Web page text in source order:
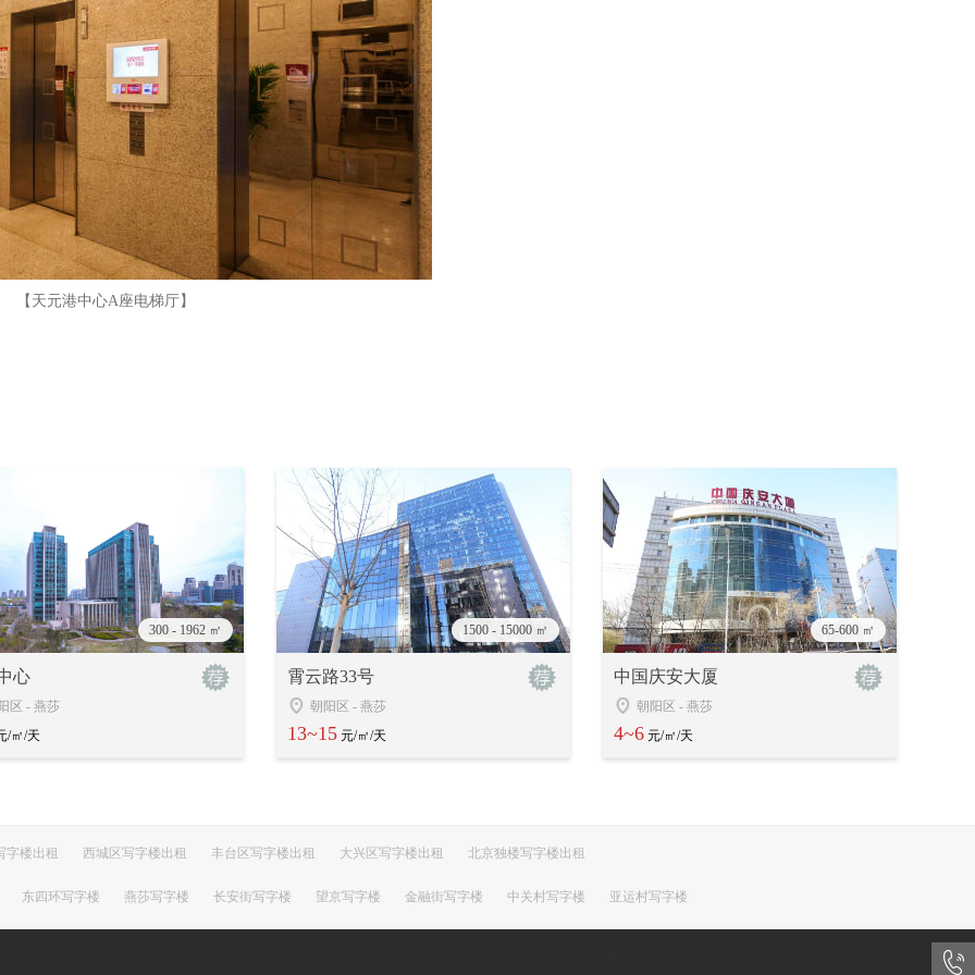
【天元港中心A座电梯厅】
300 - 1962 ㎡
心
区 - 燕莎
/㎡/天
1500 - 15000 ㎡
霄云路33号
朝阳区 - 燕莎
13~15 元/㎡/天
65-600 ㎡
中国庆安大厦
朝阳区 - 燕莎
4~6 元/㎡/天
字楼出租 西城区写字楼出租 丰台区写字楼出租 大兴区写字楼出租 北京独楼写字楼出租
东四环写字楼 燕莎写字楼 长安街写字楼 望京写字楼 金融街写字楼 中关村写字楼 亚运村写字楼